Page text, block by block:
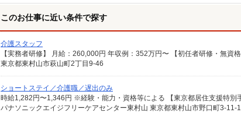
このお仕事に近い条件で探す
介護スタッフ
東京都東村山市萩山町2丁目9-46
ショートステイ／介護職／遅出のみ
パナソニックエイジフリーケアセンター東村山 東京都東村山市野口町3-11-1